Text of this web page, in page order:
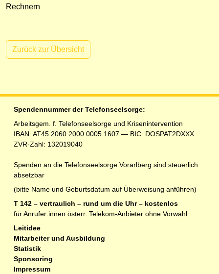
Rechnern
Zurück zur Übersicht
Spendennummer der Telefonseelsorge:
Arbeitsgem. f. Telefonseelsorge und Krisenintervention
IBAN: AT45 2060 2000 0005 1607 — BIC: DOSPAT2DXXX
ZVR-Zahl: 132019040
Spenden an die Telefonseelsorge Vorarlberg sind steuerlich
absetzbar
(bitte Name und Geburtsdatum auf Überweisung anführen)
T 142 – vertraulich – rund um die Uhr – kostenlos
für Anrufer:innen österr. Telekom-Anbieter ohne Vorwahl
Leitidee
Mitarbeiter und Ausbildung
Statistik
Sponsoring
Impressum